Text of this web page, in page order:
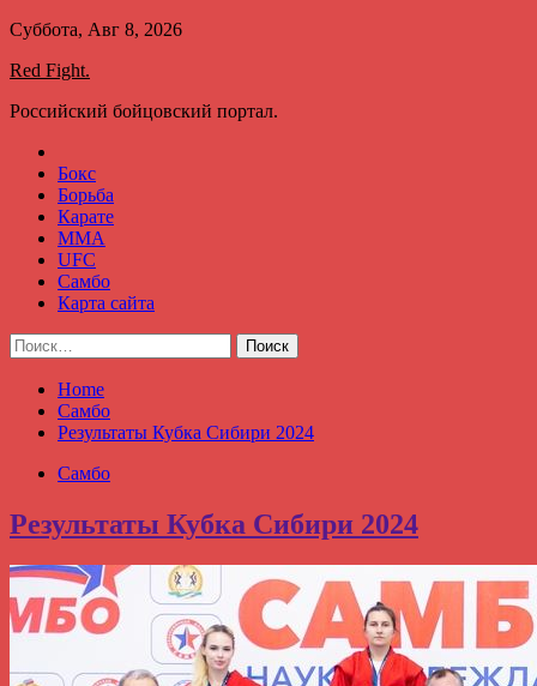
Skip
content
Суббота, Авг 8, 2026
Red Fight.
Российский бойцовский портал.
Бокс
Борьба
Карате
ММА
UFC
Самбо
Карта сайта
Найти:
Home
Самбо
Результаты Кубка Сибири 2024
Самбо
Результаты Кубка Сибири 2024